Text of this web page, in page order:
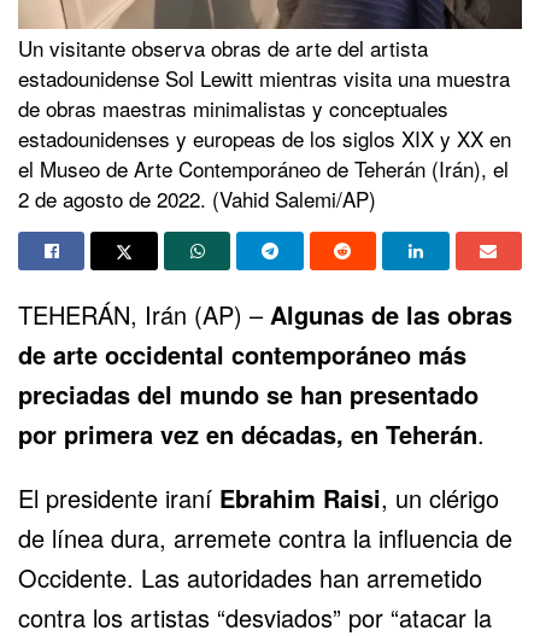
Un visitante observa obras de arte del artista
estadounidense Sol Lewitt mientras visita una muestra
de obras maestras minimalistas y conceptuales
estadounidenses y europeas de los siglos XIX y XX en
el Museo de Arte Contemporáneo de Teherán (Irán), el
2 de agosto de 2022. (Vahid Salemi/AP)
TEHERÁN, Irán (AP) – Algunas de las obras
de arte occidental contemporáneo más
preciadas del mundo se han presentado
por primera vez en décadas, en Teherán.
El presidente iraní Ebrahim Raisi, un clérigo
de línea dura, arremete contra la influencia de
Occidente. Las autoridades han arremetido
contra los artistas “desviados” por “atacar la